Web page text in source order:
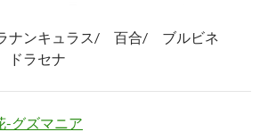
ンキュラス/ 百合/ ブルビネ
ラセナ
-グズマニア